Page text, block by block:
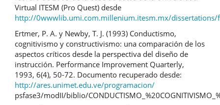
Virtual ITESM (Pro Quest) desde
http://0wwwlib.umi.com.millenium.itesm.mx/
Ertmer, P. A. y Newby, T. J. (1993) Conductismo,
cognitivismo y constructivismo: una comparación de los
aspectos críticos desde la perspectiva del diseño de
instrucción. Performance Improvement Quarterly,
1993, 6(4), 50-72. Documento recuperado desde:
http://ares.unimet.edu.ve/programacion/
psfase3/modII/biblio/